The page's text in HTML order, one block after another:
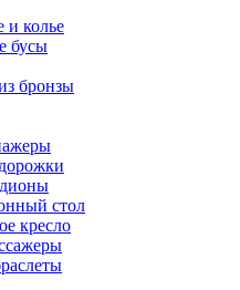
и колье
бусы
бронзы
стол
кресло